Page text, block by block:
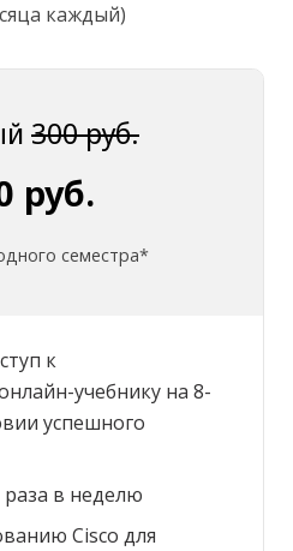
каждый)
300 руб.
руб.
семестра*
к
учебнику на 8-
успешного
в неделю
Cisco для